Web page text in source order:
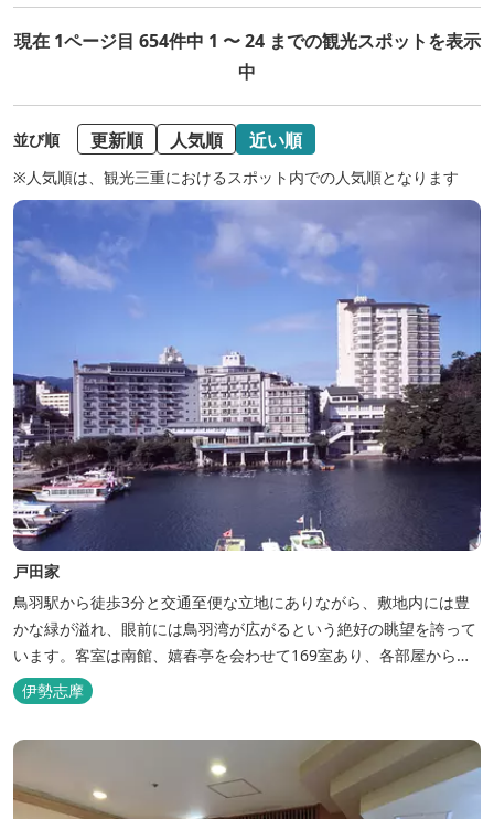
現在 1ページ目 654件中 1 〜 24 までの観光スポットを表示
中
並び順 更新順 人気順 近い順
※人気順は、観光三重におけるスポット内での人気順となります
戸田家
鳥羽駅から徒歩3分と交通至便な立地にありながら、敷地内には豊
かな緑が溢れ、眼前には鳥羽湾が広がるという絶好の眺望を誇って
います。客室は南館、嬉春亭を会わせて169室あり、各部屋からの
景観の美しさも格別。伊勢湾で揚がった海の幸を使った会席料理も
自慢です。 旅の疲れを癒すには、男女あわせて13湯と足湯2湯の
湯巡りは最高です。野趣溢れる野天風呂、ゆったりとつくろげる大
伊勢志摩